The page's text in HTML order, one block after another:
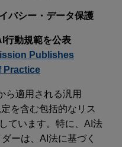
バシー・データ保護
行動規範を公表
Publishes
Practice
ら適用される汎用
を含む包括的なリス
ています。特に、AI法
ーは、AI法に基づく